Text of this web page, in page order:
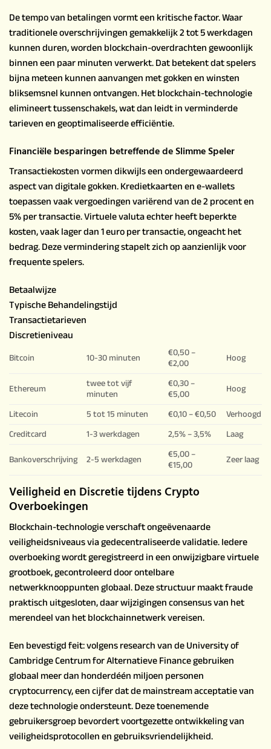
De tempo van betalingen vormt een kritische factor. Waar
traditionele overschrijvingen gemakkelijk 2 tot 5 werkdagen
kunnen duren, worden blockchain-overdrachten gewoonlijk
binnen een paar minuten verwerkt. Dat betekent dat spelers
bijna meteen kunnen aanvangen met gokken en winsten
bliksemsnel kunnen ontvangen. Het blockchain-technologie
elimineert tussenschakels, wat dan leidt in verminderde
tarieven en geoptimaliseerde efficiëntie.
Financiële besparingen betreffende de Slimme Speler
Transactiekosten vormen dikwijls een ondergewaardeerd
aspect van digitale gokken. Kredietkaarten en e-wallets
toepassen vaak vergoedingen variërend van de 2 procent en
5% per transactie. Virtuele valuta echter heeft beperkte
kosten, vaak lager dan 1 euro per transactie, ongeacht het
bedrag. Deze vermindering stapelt zich op aanzienlijk voor
frequente spelers.
Betaalwijze
Typische Behandelingstijd
Transactietarieven
Discretieniveau
Bitcoin 10-30 minuten €0,50 –
€2,00
Hoog
Ethereum
twee tot vijf
minuten
€0,30 –
€5,00
Hoog
Litecoin
5 tot 15 minuten €0,10 – €0,50
Verhoogd
Creditcard
1-3 werkdagen 2,5% – 3,5%
Laag
Bankoverschrijving 2-5 werkdagen €5,00 –
€15,00 Zeer laag
Veiligheid en Discretie tijdens Crypto
Overboekingen
Blockchain-technologie verschaft ongeëvenaarde
veiligheidsniveaus via gedecentraliseerde validatie. Iedere
overboeking wordt geregistreerd in een onwijzigbare virtuele
grootboek, gecontroleerd door ontelbare
netwerkknooppunten globaal. Deze structuur maakt fraude
praktisch uitgesloten, daar wijzigingen consensus van het
merendeel van het blockchainnetwerk vereisen.
Een bevestigd feit: volgens research van de University of
Cambridge Centrum for Alternatieve Finance gebruiken
globaal meer dan honderdéén miljoen personen
cryptocurrency, een cijfer dat de mainstream acceptatie van
deze technologie ondersteunt. Deze toenemende
gebruikersgroep bevordert voortgezette ontwikkeling van
veiligheidsprotocollen en gebruiksvriendelijkheid.